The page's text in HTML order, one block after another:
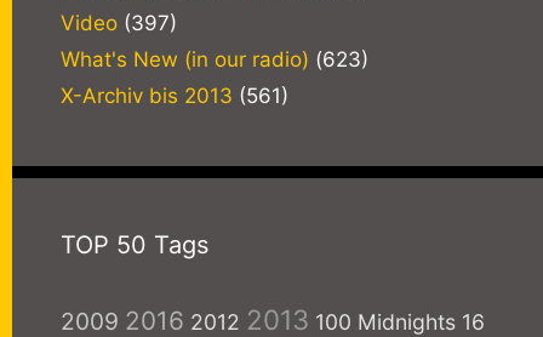
Video (397)
What's New (in our radio) (623)
X-Archiv bis 2013 (561)
TOP 50 Tags
2009 2016 2012 2013 100 Midnights 16